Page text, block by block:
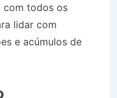
com todos os
lidar com
e acúmulos de